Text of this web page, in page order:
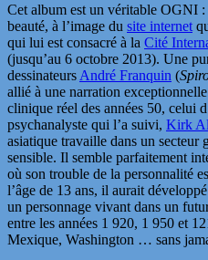
Cet album est un véritable OGNI
beauté, à l’image du site internet
qui lui est consacré à la Cité
(jusqu’au 6 octobre 2013). Une
dessinateurs André Franquin (
allié à une narration
clinique réel des années 50, celui
psychanalyste qui l’a suivi, Kirk
asiatique travaille dans un secteur
sensible. Il semble parfaitement
où son trouble de la personnalité
l’âge de 13 ans, il aurait
un personnage vivant dans un
entre les années 1 920, 1 950 et
Mexique, Washington … sans